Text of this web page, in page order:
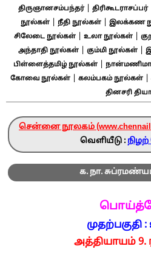
திருஞானசம்பந்தர்| திரிகூடராசப்பர்|
நூல்கள்
நீதி நூல்கள் இலக்கண
சிலேடை நூல்கள் உலா நூல்கள்
அந்தாதி நூல்கள்| கும்மி நூல்கள்|
பிள்ளைத்தமிழ் நூல்கள்|
கோவை நூல்கள் கலம்பகம் நூல்கள்
தினசரி
சென்னை நூலகம்
வெளியீடு :
க. நா.
முதற்பகுதி
அத்தியாயம் 9.